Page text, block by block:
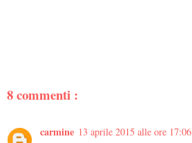
8 commenti :
carmine 13 aprile 2015 alle ore 17:06